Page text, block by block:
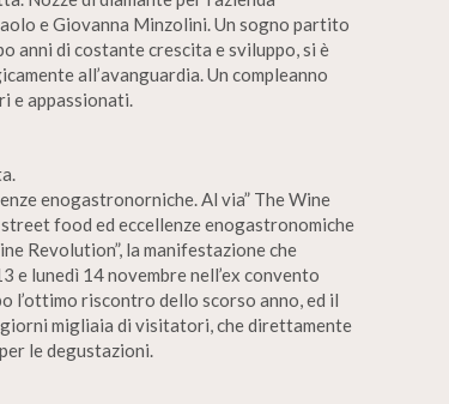
e Giovanna Minzolini. Un sogno partito
anni di costante crescita e sviluppo, si è
all’avanguardia. Un compleanno
e appassionati.
enogastronorniche. Al via” The Wine
food ed eccellenze enogastronomiche
Revolution”, la manifestazione che
e lunedì 14 novembre nell’ex convento
l’ottimo riscontro dello scorso anno, ed il
migliaia di visitatori, che direttamente
le degustazioni.